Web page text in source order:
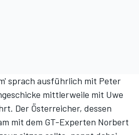
sprach ausführlich mit Peter
mittlerweile mit Uwe
Der Österreicher, dessen
mit dem GT-Experten Norbert